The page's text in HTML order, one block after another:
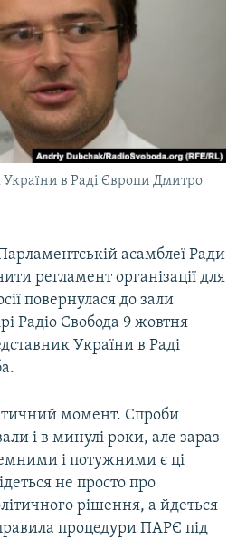
в Раді Європи Дмитро
асамблеї Ради
регламент організації для
повернулася до зали
Радіо Свобода 9 жовтня
України в Раді
момент. Спроби
і в минулі роки, але зараз
і потужними є ці
не просто про
рішення, а йдеться
процедури ПАРЄ під